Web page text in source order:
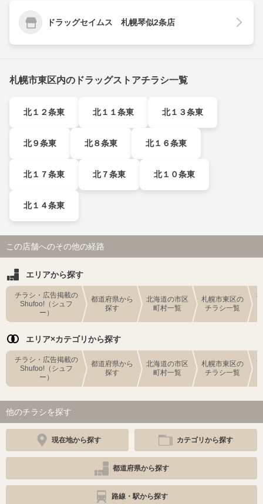
ドラッグセイムス 札幌琴似2条店
札幌市東区内のドラッグストアチラシ一覧
北１２条東 北１１条東 北１３条東
北９条東 北８条東 北１６条東
北１７条東 北７条東 北１０条東
北１４条東
この店舗へのその他の経路
エリアから探す
チラシ・広告掲載の
Shufoo!（シュフ
ー）
都道府県から
探す
北海道の市区
町村一覧
札幌市東区の
チラシ一覧
エリア×カテゴリから探す
チラシ・広告掲載の
Shufoo!（シュフ
ー）
都道府県から
探す
北海道の市区
町村一覧
札幌市東区の
チラシ一覧
他のチラシを探す
現在地から探す カテゴリから探す
都道府県から探す
路線・駅から探す